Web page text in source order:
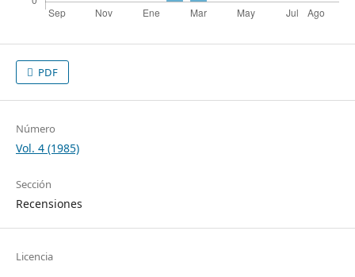
PDF
Número
Vol. 4 (1985)
Sección
Recensiones
Licencia